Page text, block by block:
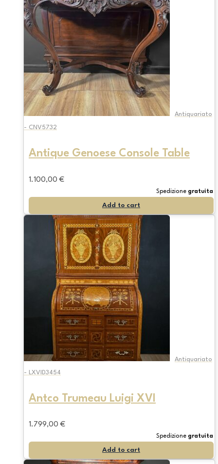
Antiquariato
- CNV5732
Antique Genoese Console Table
1.100,00 €
Spedizione gratuita
Add to cart
Antiquariato
- LXVID3454
Antco Trumeau Luigi XVI
1.799,00 €
Spedizione gratuita
Add to cart